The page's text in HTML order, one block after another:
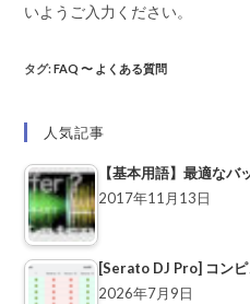
いようご入力ください。
タグ:FAQ 〜 よくある質問
人気記事
【基本用語】最適なバ
2017年11月13日
[Serato DJ Pro] コン
2026年7月9日